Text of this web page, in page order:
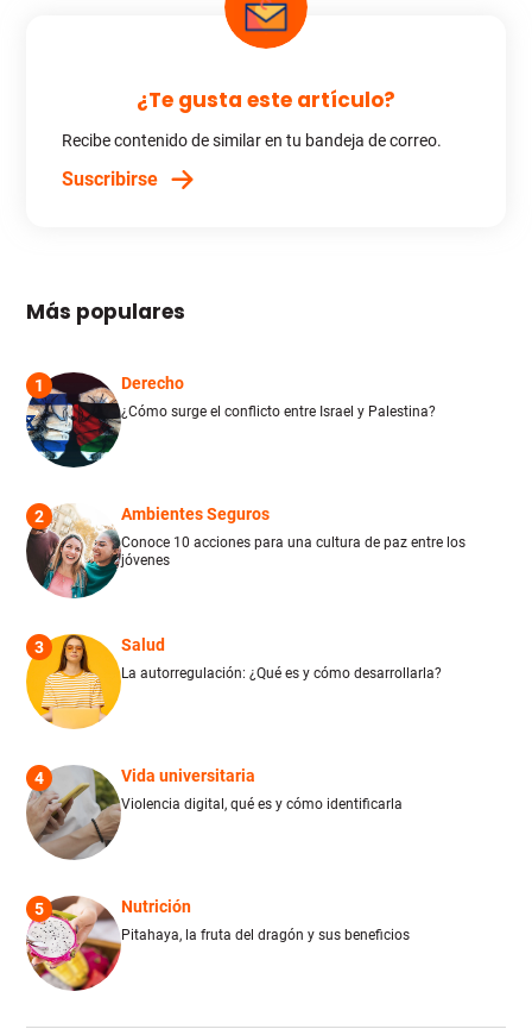
¿Te gusta este artículo?
Recibe contenido de similar en tu bandeja de correo.
Suscribirse
Más populares
1 Derecho
¿Cómo surge el conflicto entre Israel y Palestina?
2 Ambientes Seguros
Conoce 10 acciones para una cultura de paz entre los
jóvenes
3 Salud
La autorregulación: ¿Qué es y cómo desarrollarla?
4 Vida universitaria
Violencia digital, qué es y cómo identificarla
5 Nutrición
Pitahaya, la fruta del dragón y sus beneficios